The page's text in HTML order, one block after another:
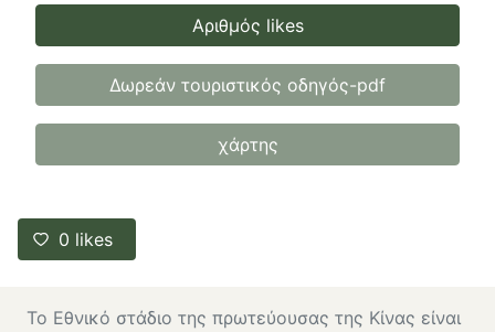
Αριθμός likes
Δωρεάν τουριστικός οδηγός-pdf
χάρτης
0 likes
Το Εθνικό στάδιο της πρωτεύουσας της Κίνας είναι